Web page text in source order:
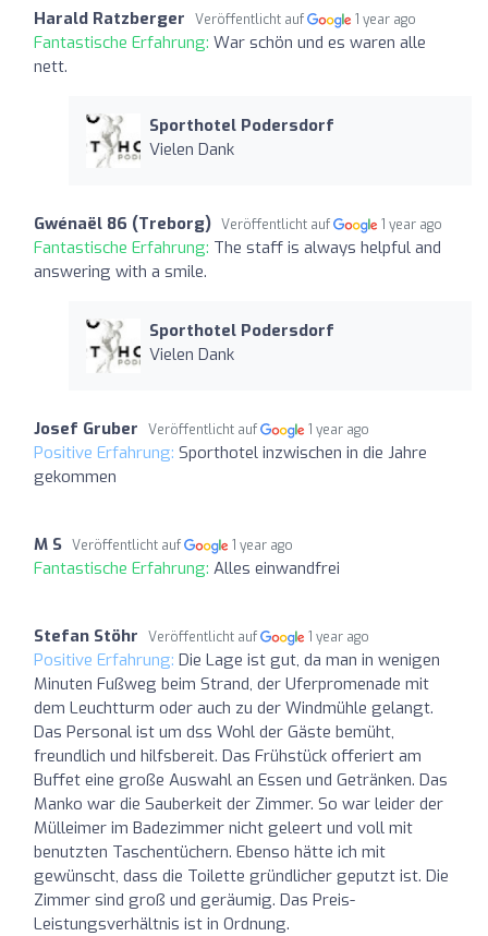
Harald Ratzberger Veröffentlicht auf 1 year ago
Fantastische Erfahrung: War schön und es waren alle
nett.
Sporthotel Podersdorf
Vielen Dank
Gwénaël 86 (Treborg) Veröffentlicht auf 1 year ago
Fantastische Erfahrung: The staff is always helpful and
answering with a smile.
Sporthotel Podersdorf
Vielen Dank
Josef Gruber Veröffentlicht auf 1 year ago
Positive Erfahrung: Sporthotel inzwischen in die Jahre
gekommen
M S Veröffentlicht auf 1 year ago
Fantastische Erfahrung: Alles einwandfrei
Stefan Stöhr Veröffentlicht auf 1 year ago
Positive Erfahrung: Die Lage ist gut, da man in wenigen
Minuten Fußweg beim Strand, der Uferpromenade mit
dem Leuchtturm oder auch zu der Windmühle gelangt.
Das Personal ist um dss Wohl der Gäste bemüht,
freundlich und hilfsbereit. Das Frühstück offeriert am
Buffet eine große Auswahl an Essen und Getränken. Das
Manko war die Sauberkeit der Zimmer. So war leider der
Mülleimer im Badezimmer nicht geleert und voll mit
benutzten Taschentüchern. Ebenso hätte ich mit
gewünscht, dass die Toilette gründlicher geputzt ist. Die
Zimmer sind groß und geräumig. Das Preis-
Leistungsverhältnis ist in Ordnung.